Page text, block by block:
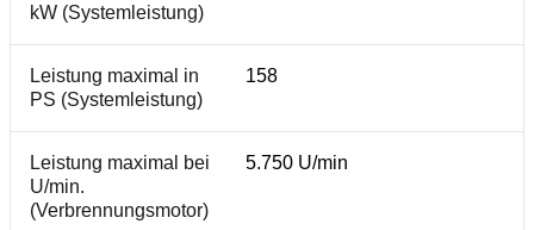
kW (Systemleistung)
Leistung maximal in
PS (Systemleistung)
158
Leistung maximal bei
U/min.
(Verbrennungsmotor)
5.750 U/min